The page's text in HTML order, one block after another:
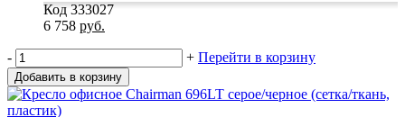
Код 333027
6 758 руб.
- + Перейти в корзину
Добавить в корзину